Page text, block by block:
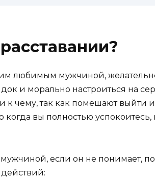
любимым мужчиной,
и морально настроиться на
чему, так как помешают выйти
когда вы полностью успокоитесь,
мужчиной, если он не понимает,
действий: